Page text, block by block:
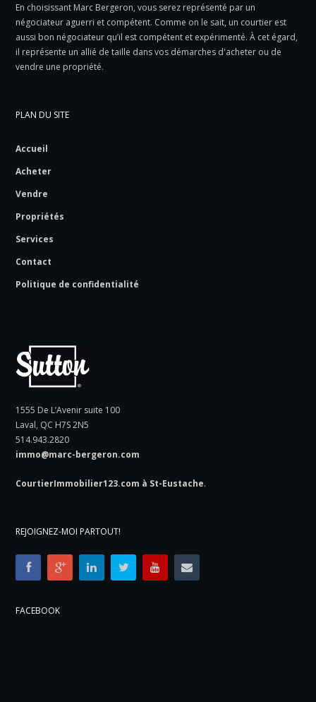
En choisissant Marc Bergeron, vous serez représenté par un
négociateur aguerri et compétent. Comme on le sait, un courtier est
aussi bon négociateur qu’il est compétent et expérimenté. À cet égard,
il représente un allié de taille dans vos démarches d'acheter ou de
vendre une propriété.
PLAN DU SITE
Accueil
Acheter
Vendre
Propriétés
Services
Contact
Politique de confidentialité
1555 De L’Avenir suite 100
Laval, QC H7S 2N5
514.943.2820
immo@marc-bergeron.com
CourtierImmobilier123.com à St-Eustache.
REJOIGNEZ-MOI PARTOUT!
FACEBOOK